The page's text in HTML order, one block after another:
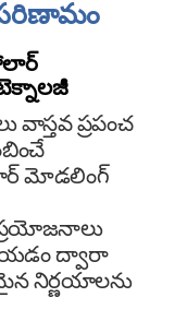
పరిణామం
వాస్తవ ప్రపంచ
మోడలింగ్
ద్వారా
నిర్ణయాలను